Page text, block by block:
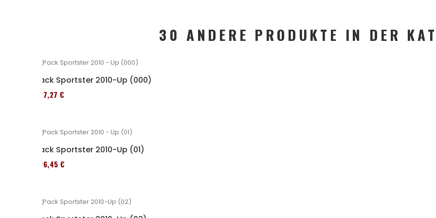
30 ANDERE PRODUKTE IN DER
Pack Sportster 2010-Up (000)
227,27 €
Pack Sportster 2010-Up (01)
326,45 €